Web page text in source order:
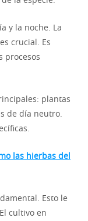
y la noche. La
crucial. Es
procesos
plantas
de día neutro.
las hierbas del
Esto le
cultivo en